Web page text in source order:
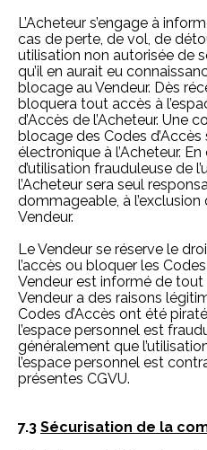
L’Acheteur s’engage à
cas de perte, de vol, de
utilisation non autorisée de
qu’il en aurait eu
blocage au Vendeur. Dès
bloquera tout accès à
d’Accès de l’Acheteur. Une
blocage des Codes
électronique à l’Acheteur.
d’utilisation frauduleuse de
l’Acheteur sera seul
dommageable, à
Vendeur.
Le Vendeur se réserve le
l’accès ou bloquer les
Vendeur est informé de
Vendeur a des raisons
Codes d’Accès ont été
l’espace personnel est
généralement que
l’espace personnel est
présentes CGVU.
7.3 Sécurisation de la